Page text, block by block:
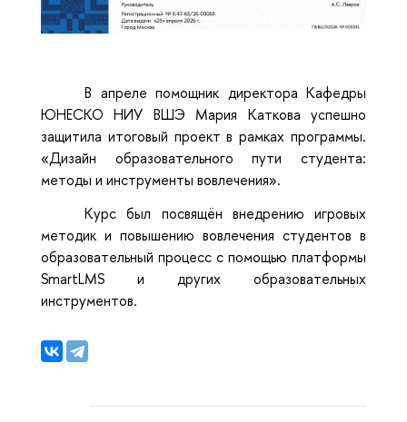
В апреле помощник директора Кафедры
ЮНЕСКО НИУ ВШЭ Мария Каткова успешно
защитила итоговый проект в рамках программы.
«Дизайн образовательного пути студента:
методы и инструменты вовлечения».
Курс был посвящён внедрению игровых
методик и повышению вовлечения студентов в
образовательный процесс с помощью платформы
SmartLMS и других образовательных
инструментов.